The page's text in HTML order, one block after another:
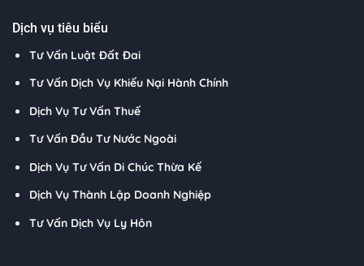
Dịch vụ tiêu biểu
Tư Vấn Luật Đất Đai
Tư Vấn Dịch Vụ Khiếu Nại Hành Chính
Dịch Vụ Tư Vấn Thuế
Tư Vấn Đầu Tư Nước Ngoài
Dịch Vụ Tư Vấn Di Chúc Thừa Kế
Dịch Vụ Thành Lập Doanh Nghiệp
Tư Vấn Dịch Vụ Ly Hôn